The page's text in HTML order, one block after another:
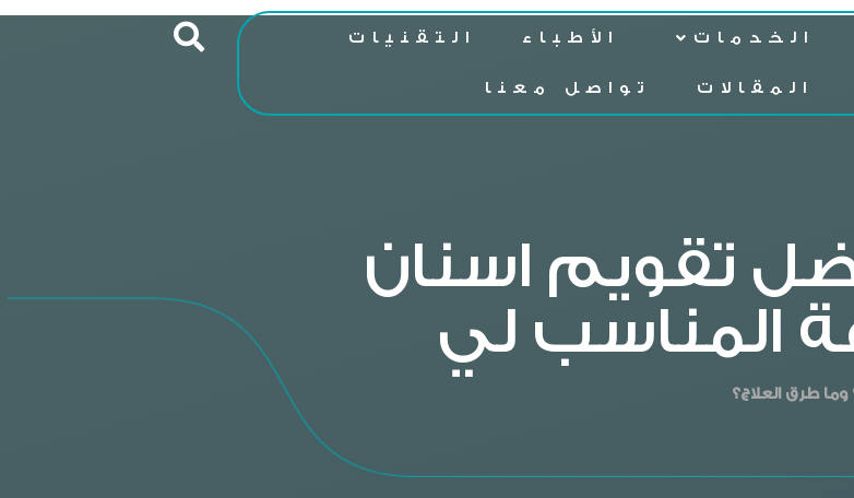
الخدمات الأطباء التقنيات
المقالات تواصل معنا
تقويم اسنان
المناسب لي
طرق العلاج؟